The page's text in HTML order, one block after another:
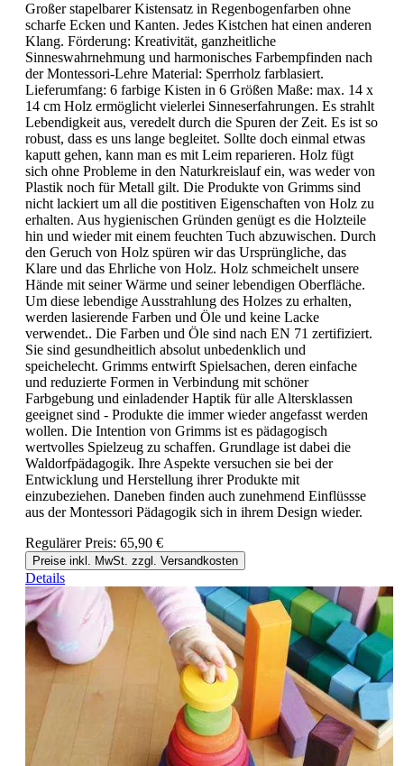
Großer stapelbarer Kistensatz in Regenbogenfarben ohne
scharfe Ecken und Kanten. Jedes Kistchen hat einen anderen
Klang. Förderung: Kreativität, ganzheitliche
Sinneswahrnehmung und harmonisches Farbempfinden nach
der Montessori-Lehre Material: Sperrholz farblasiert.
Lieferumfang: 6 farbige Kisten in 6 Größen Maße: max. 14 x
14 cm Holz ermöglicht vielerlei Sinneserfahrungen. Es strahlt
Lebendigkeit aus, veredelt durch die Spuren der Zeit. Es ist so
robust, dass es uns lange begleitet. Sollte doch einmal etwas
kaputt gehen, kann man es mit Leim reparieren. Holz fügt
sich ohne Probleme in den Naturkreislauf ein, was weder von
Plastik noch für Metall gilt. Die Produkte von Grimms sind
nicht lackiert um all die postitiven Eigenschaften von Holz zu
erhalten. Aus hygienischen Gründen genügt es die Holzteile
hin und wieder mit einem feuchten Tuch abzuwischen. Durch
den Geruch von Holz spüren wir das Ursprüngliche, das
Klare und das Ehrliche von Holz. Holz schmeichelt unsere
Hände mit seiner Wärme und seiner lebendigen Oberfläche.
Um diese lebendige Ausstrahlung des Holzes zu erhalten,
werden lasierende Farben und Öle und keine Lacke
verwendet.. Die Farben und Öle sind nach EN 71 zertifiziert.
Sie sind gesundheitlich absolut unbedenklich und
speichelecht. Grimms entwirft Spielsachen, deren einfache
und reduzierte Formen in Verbindung mit schöner
Farbgebung und einladender Haptik für alle Altersklassen
geeignet sind - Produkte die immer wieder angefasst werden
wollen. Die Intention von Grimms ist es pädagogisch
wertvolles Spielzeug zu schaffen. Grundlage ist dabei die
Waldorfpädagogik. Ihre Aspekte versuchen sie bei der
Entwicklung und Herstellung ihrer Produkte mit
einzubeziehen. Daneben finden auch zunehmend Einflüssse
aus der Montessori Pädagogik sich in ihrem Design wieder.
Regulärer Preis: 65,90 €
Preise inkl. MwSt. zzgl. Versandkosten
Details